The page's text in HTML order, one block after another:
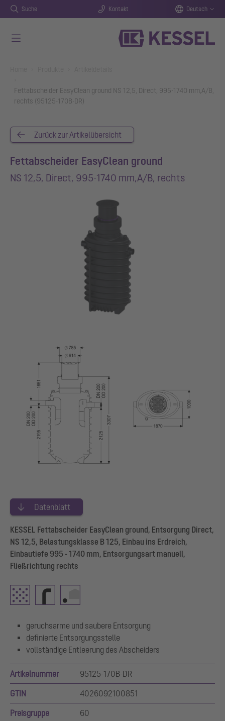
Suche Kontakt Deutsch
Fettabscheider EasyClean ground NS 12,5, Direct, 995-1740 mm,A/B,
rechts (95125-170B-DR)
Zurück zur Artikelübersicht
Fettabscheider EasyClean ground
NS 12,5, Direct, 995-1740 mm,A/B, rechts
Datenblatt
KESSEL Fettabscheider EasyClean ground, Entsorgung Direct,
NS 12,5, Belastungsklasse B 125, Einbau ins Erdreich,
Einbautiefe 995 - 1740 mm, Entsorgungsart manuell,
Fließrichtung rechts
geruchsarme und saubere Entsorgung
definierte Entsorgungsstelle
vollständige Entleerung des Abscheiders
Artikelnummer 95125-170B-DR
GTIN 4026092100851
Preisgruppe 60